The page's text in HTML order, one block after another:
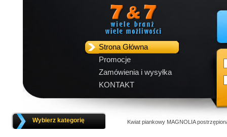
Strona Główna
Promocje
Zamówienia i wysyłka
KONTAKT
Wybierz kategorię Kwiat piankowy MAGNOLIA